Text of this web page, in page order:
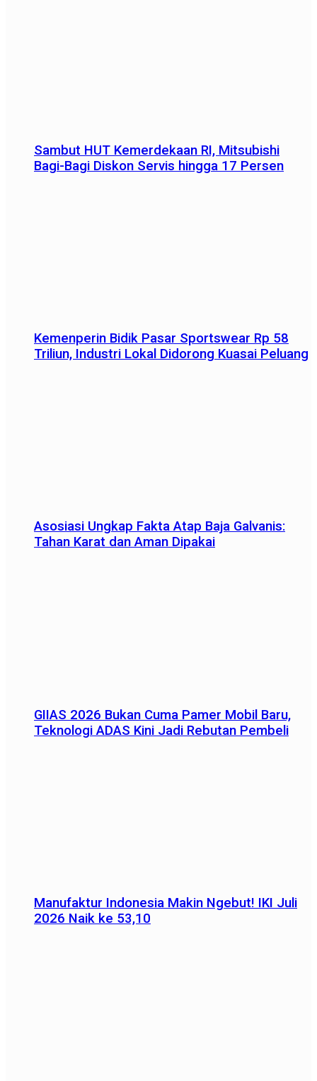
Sambut HUT Kemerdekaan RI, Mitsubishi
Bagi-Bagi Diskon Servis hingga 17 Persen
Kemenperin Bidik Pasar Sportswear Rp 58
Triliun, Industri Lokal Didorong Kuasai Peluang
Asosiasi Ungkap Fakta Atap Baja Galvanis:
Tahan Karat dan Aman Dipakai
GIIAS 2026 Bukan Cuma Pamer Mobil Baru,
Teknologi ADAS Kini Jadi Rebutan Pembeli
Manufaktur Indonesia Makin Ngebut! IKI Juli
2026 Naik ke 53,10